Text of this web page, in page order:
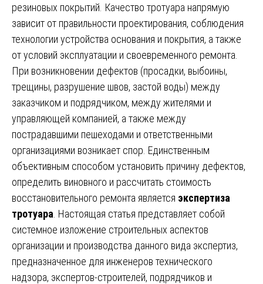
резиновых покрытий. Качество тротуара напрямую
зависит от правильности проектирования, соблюдения
технологии устройства основания и покрытия, а также
от условий эксплуатации и своевременного ремонта.
При возникновении дефектов (просадки, выбоины,
трещины, разрушение швов, застой воды) между
заказчиком и подрядчиком, между жителями и
управляющей компанией, а также между
пострадавшими пешеходами и ответственными
организациями возникает спор. Единственным
объективным способом установить причину дефектов,
определить виновного и рассчитать стоимость
восстановительного ремонта является экспертиза
тротуара . Настоящая статья представляет собой
системное изложение строительных аспектов
организации и производства данного вида экспертиз,
предназначенное для инженеров технического
надзора, экспертов-строителей, подрядчиков и